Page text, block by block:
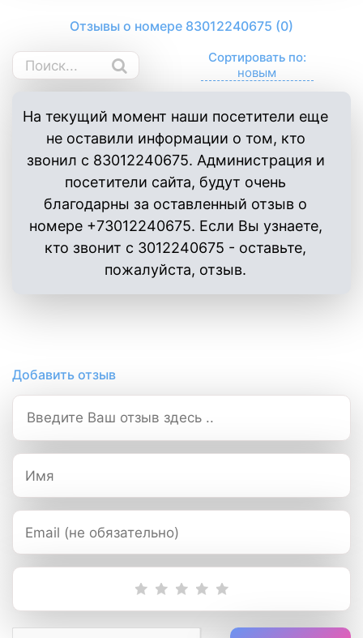
Отзывы о номере 83012240675 (0)
Сортировать по:
На текущий момент наши посетители еще
не оставили информации о том, кто
звонил с 83012240675. Администрация и
посетители сайта, будут очень
благодарны за оставленный отзыв о
номере +73012240675. Если Вы узнаете,
кто звонит с 3012240675 - оставьте,
пожалуйста, отзыв.
Добавить отзыв